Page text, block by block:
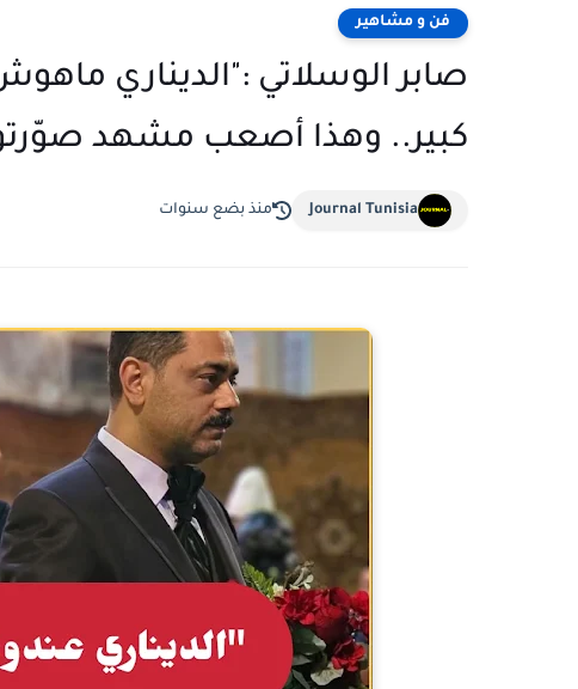
فن و مشاهير
صابر الوسلاتي :"الديناري
كبير.. وهذا أصعب مشهد
Journal Tunisia منذ بضع سنوات